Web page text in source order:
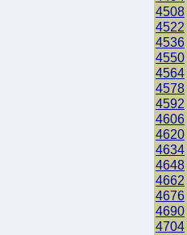
4508
4522
4536
4550
4564
4578
4592
4606
4620
4634
4648
4662
4676
4690
4704